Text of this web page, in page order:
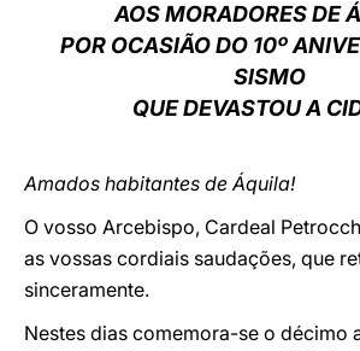
AOS MORADORES DE
POR OCASIÃO DO 10º
SISMO
QUE DEVASTOU A
Amados habitantes de Áquila!
O vosso Arcebispo, Cardeal
as vossas cordiais saudações, que
sinceramente.
Nestes dias comemora-se o décimo